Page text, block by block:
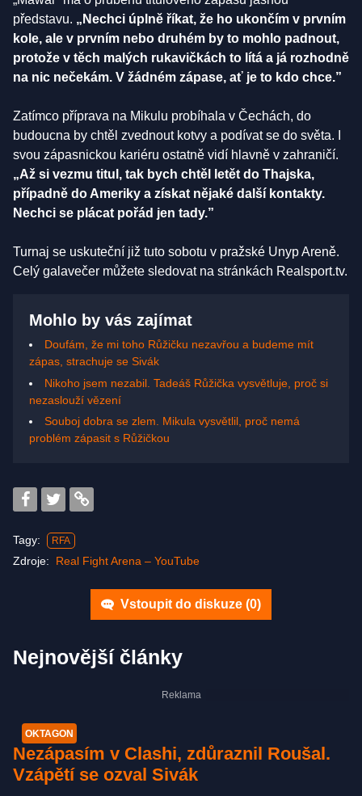
představu. „Nechci úplně říkat, že ho ukončím v prvním
kole, ale v prvním nebo druhém by to mohlo padnout,
protože v těch malých rukavičkách to lítá a já rozhodně
na nic nečekám. V žádném zápase, ať je to kdo chce.”
Zatímco příprava na Mikulu probíhala v Čechách, do
budoucna by chtěl zvednout kotvy a podívat se do světa. I
svou zápasnickou kariéru ostatně vidí hlavně v zahraničí.
„Až si vezmu titul, tak bych chtěl letět do Thajska,
případně do Ameriky a získat nějaké další kontakty.
Nechci se plácat pořád jen tady.”
Turnaj se uskuteční již tuto sobotu v pražské Unyp Areně.
Celý galavečer můžete sledovat na stránkách Realsport.tv.
Mohlo by vás zajímat
Doufám, že mi toho Růžičku nezavřou a budeme mít
zápas, strachuje se Sivák
Nikoho jsem nezabil. Tadeáš Růžička vysvětluje, proč si
nezaslouží vězení
Souboj dobra se zlem. Mikula vysvětlil, proč nemá
problém zápasit s Růžičkou
Tagy: RFA
Zdroje: Real Fight Arena – YouTube
Vstoupit do diskuze (0)
Nejnovější články
OKTAGON
Nezápasím v Clashi, zdůraznil Roušal.
Vzápětí se ozval Sivák